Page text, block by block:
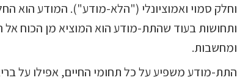
וחלק סמוי ואמוציונלי ("הלא-מודע"). המודע הוא
ותחושות בעוד שהתת-מודע הוא המוציא מן הכוח אל
ומחשבות.
התת-מודע משפיע על כל תחומי החיים, אפילו על